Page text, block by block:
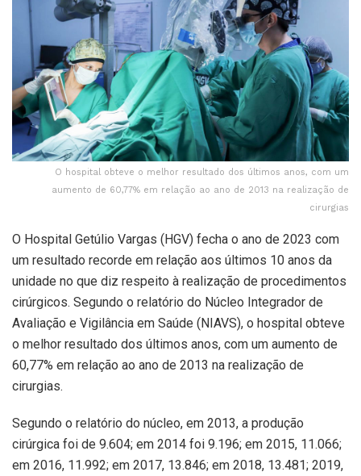
O hospital obteve o melhor resultado dos últimos anos, com um
aumento de 60,77% em relação ao ano de 2013 na realização de
cirurgias
O Hospital Getúlio Vargas (HGV) fecha o ano de 2023 com
um resultado recorde em relação aos últimos 10 anos da
unidade no que diz respeito à realização de procedimentos
cirúrgicos. Segundo o relatório do Núcleo Integrador de
Avaliação e Vigilância em Saúde (NIAVS), o hospital obteve
o melhor resultado dos últimos anos, com um aumento de
60,77% em relação ao ano de 2013 na realização de
cirurgias.
Segundo o relatório do núcleo, em 2013, a produção
cirúrgica foi de 9.604; em 2014 foi 9.196; em 2015, 11.066;
em 2016, 11.992; em 2017, 13.846; em 2018, 13.481; 2019,